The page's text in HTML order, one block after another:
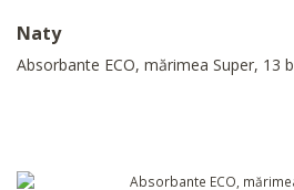
Naty
Absorbante ECO, mărimea Super, 13